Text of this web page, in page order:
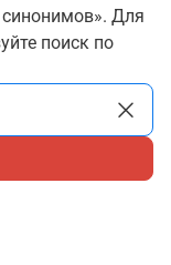
Для
поиск по